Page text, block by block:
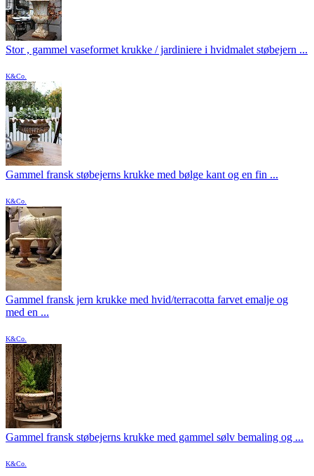
Stor , gammel vaseformet krukke / jardiniere i hvidmalet støbejern ...
K&Co.
Gammel fransk støbejerns krukke med bølge kant og en fin ...
K&Co.
Gammel fransk jern krukke med hvid/terracotta farvet emalje og
med en ...
K&Co.
Gammel fransk støbejerns krukke med gammel sølv bemaling og ...
K&Co.